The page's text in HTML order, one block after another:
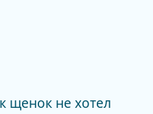
щенок не хотел